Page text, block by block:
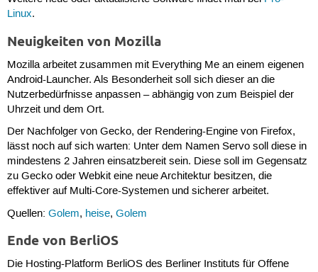
Linux.
Neuigkeiten von Mozilla
Mozilla arbeitet zusammen mit Everything Me an einem eigenen
Android-Launcher. Als Besonderheit soll sich dieser an die
Nutzerbedürfnisse anpassen – abhängig von zum Beispiel der
Uhrzeit und dem Ort.
Der Nachfolger von Gecko, der Rendering-Engine von Firefox,
lässt noch auf sich warten: Unter dem Namen Servo soll diese in
mindestens 2 Jahren einsatzbereit sein. Diese soll im Gegensatz
zu Gecko oder Webkit eine neue Architektur besitzen, die
effektiver auf Multi-Core-Systemen und sicherer arbeitet.
Quellen: Golem, heise, Golem
Ende von BerliOS
Die Hosting-Platform BerliOS des Berliner Instituts für Offene